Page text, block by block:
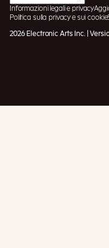
Informazioni legali e privacy
Politica sulla privacy e sui cookie
2026 Electronic Arts Inc. |